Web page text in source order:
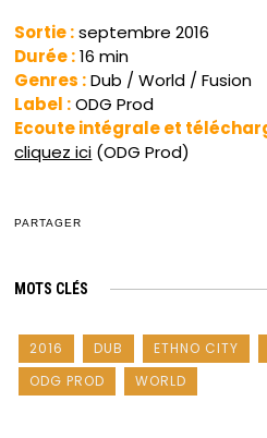
Sortie : septembre 2016
Durée :16 min
Genres : Dub / World / Fusion
Label :ODG Prod
Ecoute intégrale et
cliquez ici (ODG Prod)
PARTAGER
MOTS CLÉS
2016 DUB ETHNO CITY
ODG PROD
WORLD